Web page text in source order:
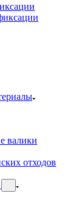
валики
отходов